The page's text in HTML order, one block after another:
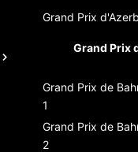
Grand Prix
Grand Prix
Grand Prix de
1
Grand Prix de
2